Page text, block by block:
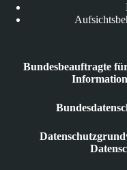
Bundesbeauftragte